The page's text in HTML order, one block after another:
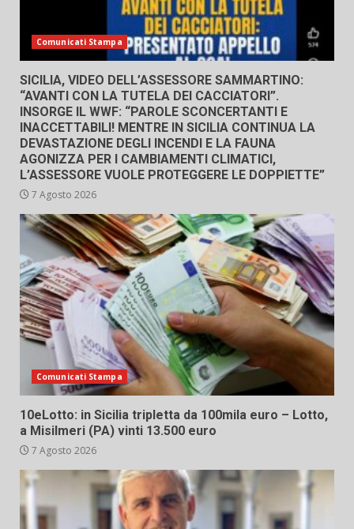
Comunicati Stampa
SICILIA, VIDEO DELL’ASSESSORE SAMMARTINO:
“AVANTI CON LA TUTELA DEI CACCIATORI”.
INSORGE IL WWF: “PAROLE SCONCERTANTI E
INACCETTABILI! MENTRE IN SICILIA CONTINUA LA
DEVASTAZIONE DEGLI INCENDI E LA FAUNA
AGONIZZA PER I CAMBIAMENTI CLIMATICI,
L’ASSESSORE VUOLE PROTEGGERE LE DOPPIETTE”
7 Agosto 2026
Comunicati Stampa
10eLotto: in Sicilia tripletta da 100mila euro – Lotto,
a Misilmeri (PA) vinti 13.500 euro
7 Agosto 2026